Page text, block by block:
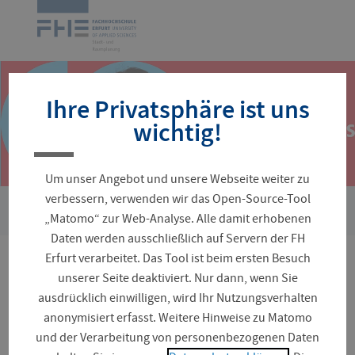
Zur
Navigation
sind
hier:
Fakultäten und Fachrichtungen › Architektur und
SoLokal – Das soziale
lokale Netzwerk für Ihre
Gemeinde
Ihre Privatsphäre ist uns
wichtig!
Um unser Angebot und unsere Webseite weiter zu
verbessern, verwenden wir das Open-Source-Tool
„Matomo“ zur Web-Analyse. Alle damit erhobenen
Daten werden ausschließlich auf Servern der FH
Erfurt verarbeitet. Das Tool ist beim ersten Besuch
unserer Seite deaktiviert. Nur dann, wenn Sie
ausdrücklich einwilligen, wird Ihr Nutzungsverhalten
anonymisiert erfasst. Weitere Hinweise zu Matomo
und der Verarbeitung von personenbezogenen Daten